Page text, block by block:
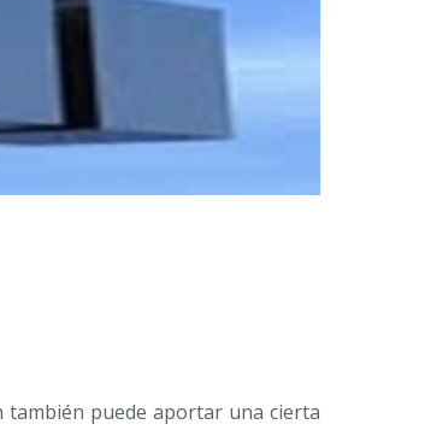
también puede aportar una cierta